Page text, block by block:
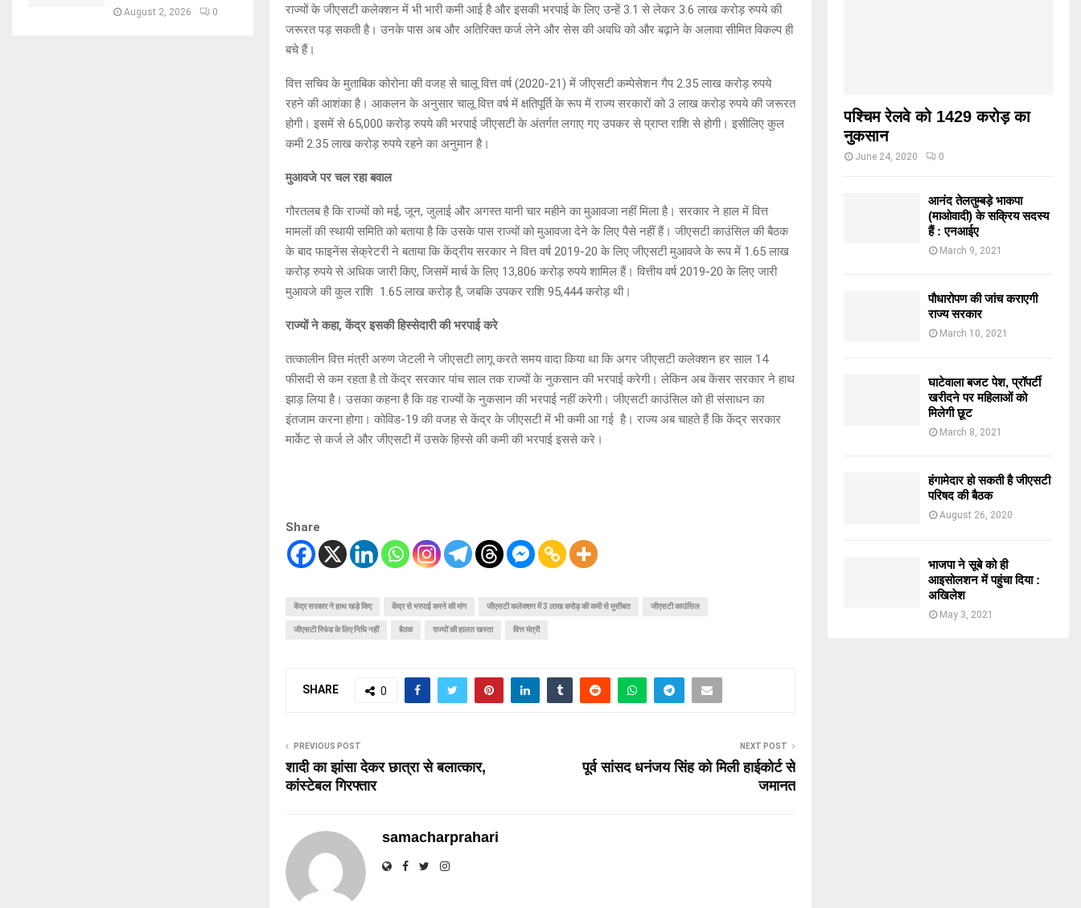
राज्यों के जीएसटी कलेक्शन में भी भारी कमी आई है और इसकी भरपाई के लिए उन्हें 3.1 से लेकर 3.6 लाख करोड़ रुपये की
जरूरत पड़ सकती है। उनके पास अब और अतिरिक्त कर्ज लेने और सेस की अवधि को और बढ़ाने के अलावा सीमित विकल्प ही
बचे हैं।
वित्त सचिव के मुताबिक कोरोना की वजह से चालू वित्त वर्ष (2020-21) में जीएसटी कम्पेसेशन गैप 2.35 लाख करोड़ रुपये
रहने की आशंका है। आकलन के अनुसार चालू वित्त वर्ष में क्षतिपूर्ति के रूप में राज्य सरकारों को 3 लाख करोड़ रुपये की जरूरत
होगी। इसमें से 65,000 करोड़ रुपये की भरपाई जीएसटी के अंतर्गत लगाए गए उपकर से प्राप्त राशि से होगी। इसीलिए कुल
कमी 2.35 लाख करोड़ रुपये रहने का अनुमान है।
मुआवजे पर चल रहा बवाल
गौरतलब है कि राज्यों को मई, जून, जुलाई और अगस्त यानी चार महीने का मुआवजा नहीं मिला है। सरकार ने हाल में वित्त
मामलों की स्थायी समिति को बताया है कि उसके पास राज्यों को मुआवजा देने के लिए पैसे नहीं हैं। जीएसटी काउंसिल की बैठक
के बाद फाइनेंस सेक्रेटरी ने बताया कि केंद्रीय सरकार ने वित्त वर्ष 2019-20 के लिए जीएसटी मुआवजे के रूप में 1.65 लाख
करोड़ रुपये से अधिक जारी किए, जिसमें मार्च के लिए 13,806 करोड़ रुपये शामिल हैं। वित्तीय वर्ष 2019-20 के लिए जारी
मुआवजे की कुल राशि 1.65 लाख करोड़ है, जबकि उपकर राशि 95,444 करोड़ थी।
राज्यों ने कहा, केंद्र इसकी हिस्सेदारी की भरपाई करे
तत्कालीन वित्त मंत्री अरुण जेटली ने जीएसटी लागू करते समय वादा किया था कि अगर जीएसटी कलेक्शन हर साल 14
फीसदी से कम रहता है तो केंद्र सरकार पांच साल तक राज्यों के नुकसान की भरपाई करेगी। लेकिन अब केंसर सरकार ने हाथ
झाड़ लिया है। उसका कहना है कि वह राज्यों के नुकसान की भरपाई नहीं करेगी। जीएसटी काउंसिल को ही संसाधन का
इंतजाम करना होगा। कोविड-19 की वजह से केंद्र के जीएसटी में भी कमी आ गई है। राज्य अब चाहते हैं कि केंद्र सरकार
मार्केट से कर्ज ले और जीएसटी में उसके हिस्से की कमी की भरपाई इससे करे।
Share
केंद्र सरकार ने हाथ खड़े किए केंद्र से भरपाई करने की मांग जीएसटी कलेक्शन में 3 लाख करोड़ की कमी से मुसीबत जीएसटी काउंसिल
जीएसटी रिफंड के लिए निधि नहीं बैठक राज्यों की हालत खस्ता वित्त मंत्री
SHARE 0
PREVIOUS POST
शादी का झांसा देकर छात्रा से बलात्कार,
कांस्टेबल गिरफ्तार
NEXT POST
पूर्व सांसद धनंजय सिंह को मिली हाईकोर्ट से
जमानत
samacharprahari
August 2, 2026 0
पश्चिम रेलवे को 1429 करोड़ का
नुकसान
June 24, 2020 0
आनंद तेलतुम्बड़े भाकपा
(माओवादी) के सक्रिय सदस्य
हैं : एनआईए
March 9, 2021
पौधारोपण की जांच कराएगी
राज्य सरकार
March 10, 2021
घाटेवाला बजट पेश, प्रॉपर्टी
खरीदने पर महिलाओं को
मिलेगी छूट
March 8, 2021
हंगामेदार हो सकती है जीएसटी
परिषद की बैठक
August 26, 2020
भाजपा ने सूबे को ही
आइसोलशन में पहुंचा दिया :
अखिलेश
May 3, 2021